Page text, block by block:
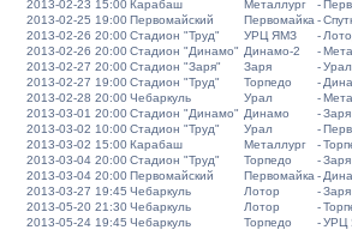
2013-02-23 15:00Карабаш Металлург -
2013-02-25 19:00Первомайский Первомайка -
2013-02-26 20:00Стадион "Труд" УРЦ ЯМЗ -
2013-02-26 20:00Стадион "Динамо" Динамо-2 -
2013-02-27 20:00Стадион "Заря" Заря -Урал
2013-02-27 19:00Стадион "Труд" Торпедо -
2013-02-28 20:00Чебаркуль Урал -
2013-03-01 20:00Стадион "Динамо" Динамо -Заря
2013-03-02 10:00Стадион "Труд" Урал -
2013-03-02 15:00Карабаш Металлург -
2013-03-04 20:00Стадион "Труд" Торпедо -Заря
2013-03-04 20:00Первомайский Первомайка -
2013-03-27 19:45 Чебаркуль Лотор -Заря
2013-05-20 21:30Чебаркуль Лотор -
2013-05-24 19:45 Чебаркуль Торпедо -УРЦ